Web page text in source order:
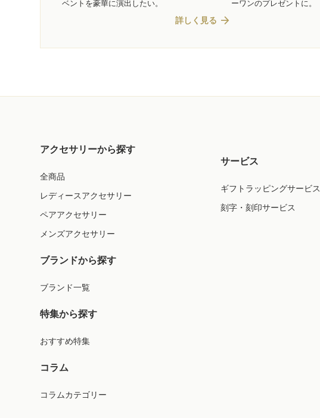
ベントを豪華に演出したい。
詳しく見る arrow_forward
ーワンのプレゼントに。
アクセサリーから探す
全商品
レディースアクセサリー
ペアアクセサリー
メンズアクセサリー
ブランドから探す
ブランド一覧
特集から探す
おすすめ特集
コラム
コラムカテゴリー
サービス
ギフトラッピングサービス
刻字・刻印サービス